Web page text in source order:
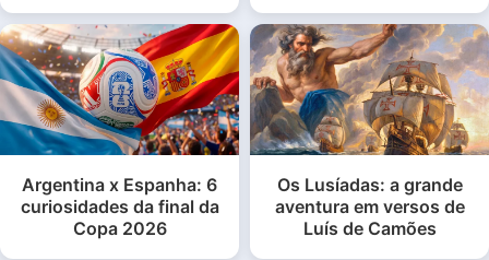
Argentina x Espanha: 6
curiosidades da final da
Copa 2026
Os Lusíadas: a grande
aventura em versos de
Luís de Camões